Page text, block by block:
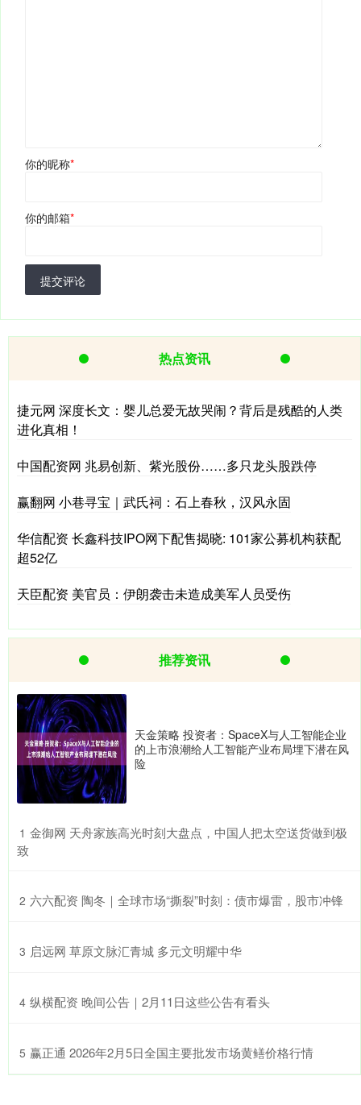
你的昵称*
你的邮箱*
提交评论
热点资讯
捷元网 深度长文：婴儿总爱无故哭闹？背后是残酷的人类
进化真相！
中国配资网 兆易创新、紫光股份……多只龙头股跌停
赢翻网 小巷寻宝｜武氏祠：石上春秋，汉风永固
华信配资 长鑫科技IPO网下配售揭晓: 101家公募机构获配
超52亿
天臣配资 美官员：伊朗袭击未造成美军人员受伤
推荐资讯
天金策略 投资者：SpaceX与人工智能企业
的上市浪潮给人工智能产业布局埋下潜在风
险
1 ​金御网 天舟家族高光时刻大盘点，中国人把太空送货做到极
致
2 ​六六配资 陶冬｜全球市场“撕裂”时刻：债市爆雷，股市冲锋
3 ​启远网 草原文脉汇青城 多元文明耀中华
4 ​纵横配资 晚间公告｜2月11日这些公告有看头
5 ​赢正通 2026年2月5日全国主要批发市场黄鳝价格行情